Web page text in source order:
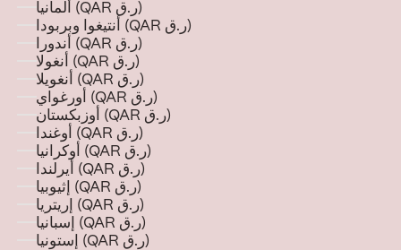
ألمانيا (QAR ر.ق)
أنتيغوا وبربودا (QAR ر.ق)
أندورا (QAR ر.ق)
أنغولا (QAR ر.ق)
أنغويلا (QAR ر.ق)
أورغواي (QAR ر.ق)
أوزبكستان (QAR ر.ق)
أوغندا (QAR ر.ق)
أوكرانيا (QAR ر.ق)
أيرلندا (QAR ر.ق)
إثيوبيا (QAR ر.ق)
إريتريا (QAR ر.ق)
إسبانيا (QAR ر.ق)
إستونيا (QAR ر.ق)